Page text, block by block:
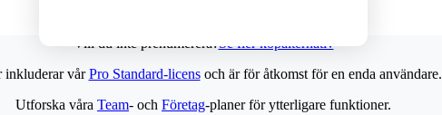
Vill du inte prenumerera?Se fler köpalternativ
inkluderar vårPro Standard-licensoch är för åtkomst för en enda användare.
Utforska våra Team- och Företag-planer för ytterligare funktioner.